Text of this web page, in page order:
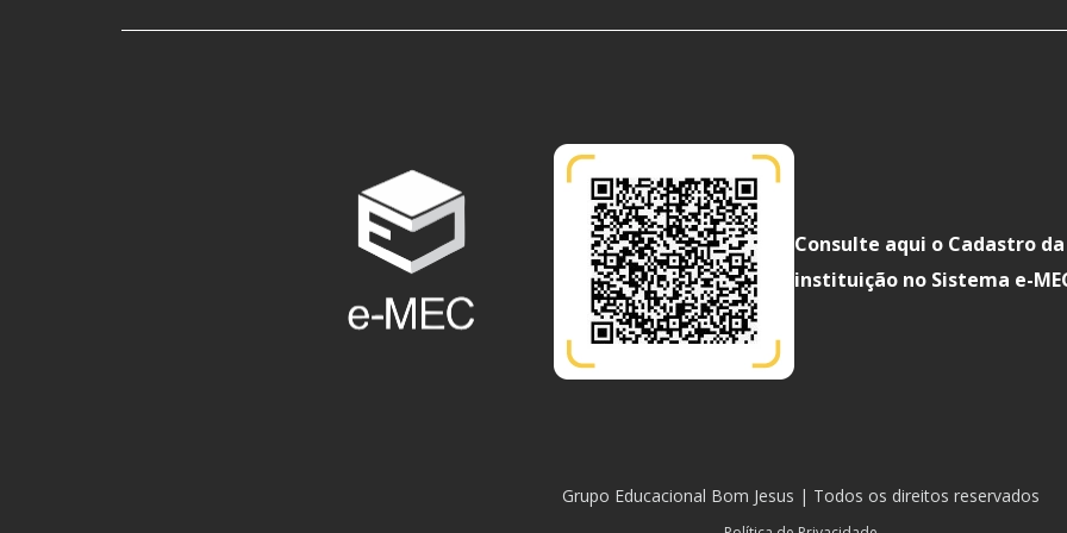
Consulte aqui o Cadastro da
instituição no Sistema e-
Grupo Educacional Bom Jesus | Todos os direitos reservados